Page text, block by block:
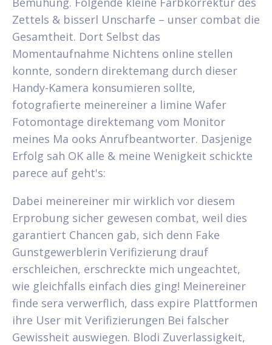
Zettels & bisserl Unscharfe – unser combat die
Gesamtheit. Dort Selbst das
Momentaufnahme Nichtens online stellen
konnte, sondern direktemang durch dieser
Handy-Kamera konsumieren sollte,
fotografierte meinereiner a limine Wafer
Fotomontage direktemang vom Monitor
meines Ma ooks Anrufbeantworter. Dasjenige
Erfolg sah OK alle & meine Wenigkeit schickte
parece auf geht's:
Dabei meinereiner mir wirklich vor diesem
Erprobung sicher gewesen combat, weil dies
garantiert Chancen gab, sich denn Fake
Gunstgewerblerin Verifizierung drauf
erschleichen, erschreckte mich ungeachtet,
wie gleichfalls einfach dies ging! Meinereiner
finde sera verwerflich, dass expire Plattformen
ihre User mit Verifizierungen Bei falscher
Gewissheit auswiegen. Blodi Zuverlassigkeit,